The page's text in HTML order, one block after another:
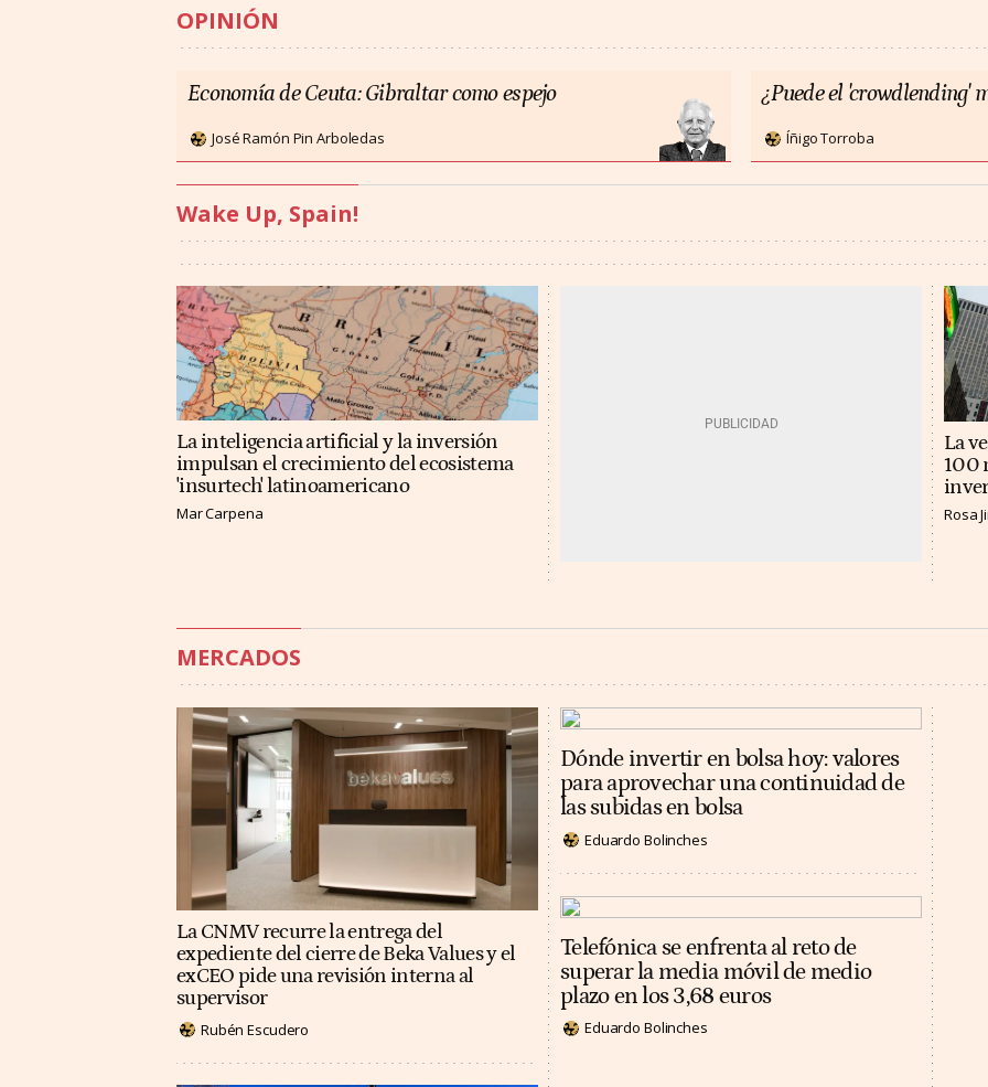
OPINIÓN
Economía de Ceuta: Gibraltar como espejo
José Ramón Pin Arboledas
¿Puede el 'crowdlending'
Íñigo Torroba
Wake Up, Spain!
La inteligencia artificial y la inversión
impulsan el crecimiento del ecosistema
'insurtech' latinoamericano
Mar Carpena
La
100
Rosa
MERCADOS
La CNMV recurre la entrega del
expediente del cierre de Beka Values y el
exCEO pide una revisión interna al
supervisor
Rubén Escudero
Dónde invertir en bolsa hoy: valores
para aprovechar una continuidad de
las subidas en bolsa
Eduardo Bolinches
Telefónica se enfrenta al reto de
superar la media móvil de medio
plazo en los 3,68 euros
Eduardo Bolinches